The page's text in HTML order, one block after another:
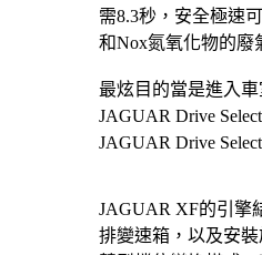
需8.3秒，安全極速
和Nox氮氧化物的廢
最炫目的當是進入
JAGUAR Drive
JAGUAR Drive
JAGUAR XF的引擎
排變速箱，以及安裝